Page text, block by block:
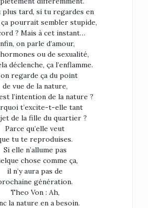
plus tard, si tu regardes en
pourrait sembler stupide,
? Mais à cet instant…
on parle d’amour,
ou de sexualité,
déclenche, ça l’enflamme.
regarde ça du point
de vue de la nature,
l’intention de la nature ?
t’excite-t-elle tant
de la fille du quartier ?
Parce qu’elle veut
tu te reproduises.
Si elle n’allume pas
chose comme ça,
il n’y aura pas de
génération.
Theo Von : Ah,
la nature en a besoin.